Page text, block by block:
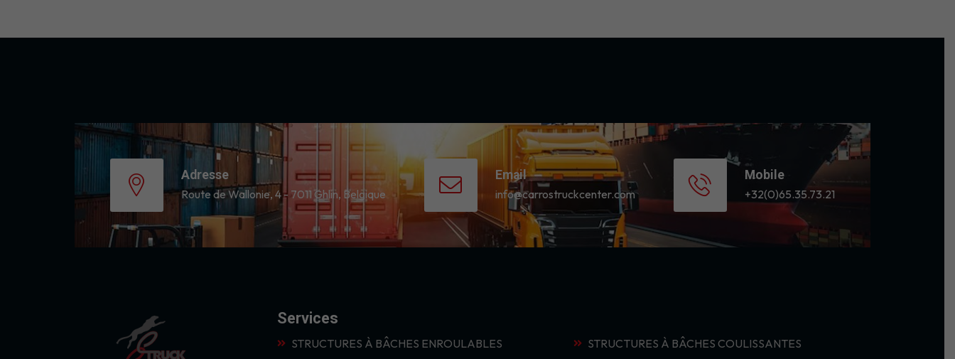
Adresse
Route de Wallonie, 4 - 7011 Ghlin, Belgique
Email
info@carrostruckcenter.com
Mobile
+32(0)65.35.73.21
Services
STRUCTURES À BÂCHES ENROULABLES STRUCTURES À BÂCHES COULISSANTES